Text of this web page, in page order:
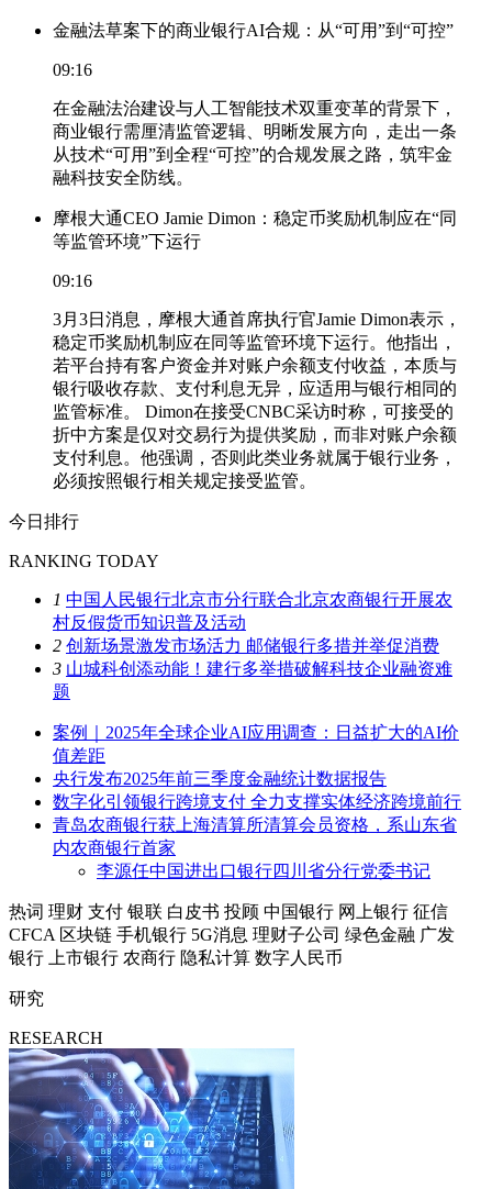
金融法草案下的商业银行AI合规：从“可用”到“可控”
09:16
在金融法治建设与人工智能技术双重变革的背景下，
商业银行需厘清监管逻辑、明晰发展方向，走出一条
从技术“可用”到全程“可控”的合规发展之路，筑牢金
融科技安全防线。
摩根大通CEO Jamie Dimon：稳定币奖励机制应在“同
等监管环境”下运行
09:16
3月3日消息，摩根大通首席执行官Jamie Dimon表示，
稳定币奖励机制应在同等监管环境下运行。他指出，
若平台持有客户资金并对账户余额支付收益，本质与
银行吸收存款、支付利息无异，应适用与银行相同的
监管标准。 Dimon在接受CNBC采访时称，可接受的
折中方案是仅对交易行为提供奖励，而非对账户余额
支付利息。他强调，否则此类业务就属于银行业务，
必须按照银行相关规定接受监管。
今日排行
RANKING TODAY
1 中国人民银行北京市分行联合北京农商银行开展农
村反假货币知识普及活动
2 创新场景激发市场活力 邮储银行多措并举促消费
3 山城科创添动能！建行多举措破解科技企业融资难
题
案例｜2025年全球企业AI应用调查：日益扩大的AI价
值差距
央行发布2025年前三季度金融统计数据报告
数字化引领银行跨境支付 全力支撑实体经济跨境前行
青岛农商银行获上海清算所清算会员资格，系山东省
内农商银行首家
李源任中国进出口银行四川省分行党委书记
热词 理财 支付 银联 白皮书 投顾 中国银行 网上银行 征信
CFCA 区块链 手机银行 5G消息 理财子公司 绿色金融 广发
银行
上市银行 农商行 隐私计算 数字人民币
研究
RESEARCH